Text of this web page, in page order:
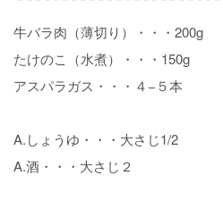
牛バラ肉（薄切り）・・・200g
たけのこ（水煮）・・・150g
アスパラガス・・・４−５本
A.しょうゆ・・・大さじ1/2
A.酒・・・大さじ２